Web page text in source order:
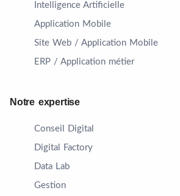
Intelligence Artificielle
Application Mobile
Site Web / Application Mobile
ERP / Application métier
Notre expertise
Conseil Digital
Digital Factory
Data Lab
Gestion